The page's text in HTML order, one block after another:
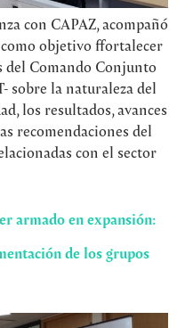
con CAPAZ, acompañó
objetivo ffortalecer
del Comando Conjunto
sobre la naturaleza del
los resultados, avances
recomendaciones del
con el sector
armado en expansión:
de los grupos